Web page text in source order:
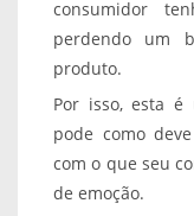
consumidor
perdendo um
produto.
Por isso, esta
pode como
com o que seu
de emoção.